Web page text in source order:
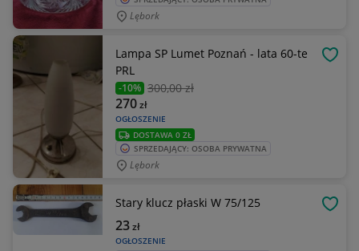
Lębork
Lampa SP Lumet Poznań - lata 60-te
PRL
-10% 300,00 zł
OGŁOSZENIE
270zł
DOSTAWA 0 ZŁ
SPRZEDAJĄCY: OSOBA PRYWATNA
Lębork
Stary klucz płaski W 75/125
OGŁOSZENIE
23zł